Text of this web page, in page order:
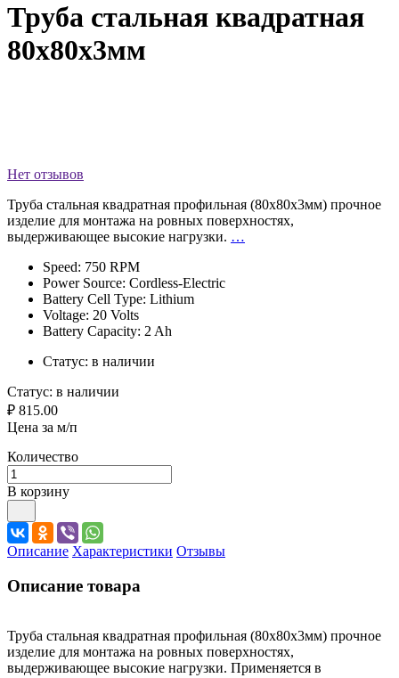
Труба стальная квадратная
80х80х3мм
Нет отзывов
Труба стальная квадратная профильная (80х80х3мм) прочное
изделие для монтажа на ровных поверхностях,
выдерживающее высокие нагрузки. …
Speed: 750 RPM
Power Source: Cordless-Electric
Battery Cell Type: Lithium
Voltage: 20 Volts
Battery Capacity: 2 Ah
Статус: в наличии
Статус: в наличии
₽ 815.00
Цена за м/п
Количество
В корзину
Описание Характеристики Отзывы
Описание товара
Труба стальная квадратная профильная (80х80х3мм) прочное
изделие для монтажа на ровных поверхностях,
выдерживающее высокие нагрузки. Применяется в